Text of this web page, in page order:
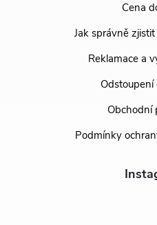
Cena
Jak správně
Reklamace a
Obchodní
Podmínky